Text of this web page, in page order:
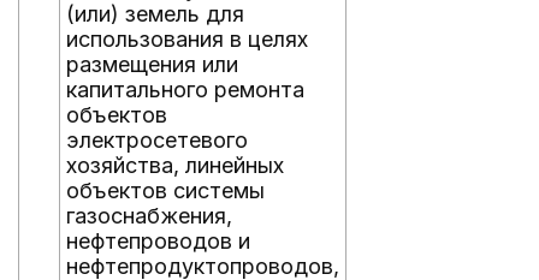
(или) земель для
использования в целях
размещения или
капитального ремонта
объектов
электросетевого
хозяйства, линейных
объектов системы
газоснабжения,
нефтепроводов и
нефтепродуктопроводов,